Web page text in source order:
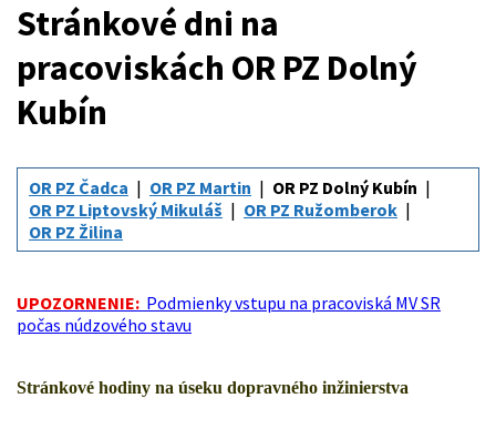
Stránkové dni na
pracoviskách OR PZ Dolný
Kubín
OR PZ Čadca OR PZ Martin
OR PZ Dolný Kubín
OR PZ Liptovský Mikuláš
OR PZ Ružomberok
OR PZ Žilina
UPOZORNENIE: Podmienky vstupu na pracoviská MV SR
počas núdzového stavu
Stránkové hodiny na úseku dopravného inžinierstva